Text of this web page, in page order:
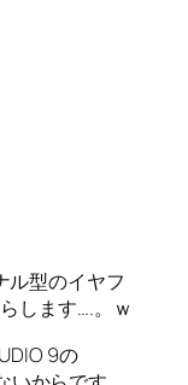
ル型のイヤフ
します….。ｗ
9の